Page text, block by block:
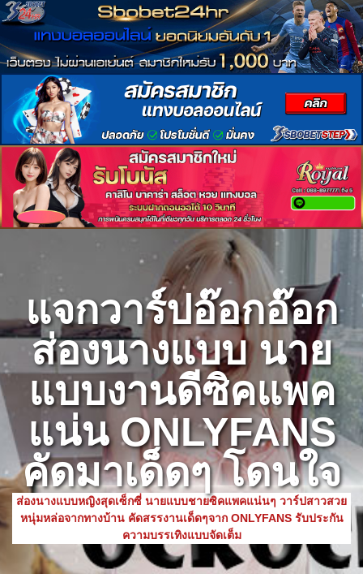
content
แจกวาร์ปอ๊อกอ๊อก
ส่องนางแบบ นาย
แบบงานดีซิคแพค
แน่น ONLYFANS
คัดมาเด็ดๆ โดนใจ
ส่องนางแบบหญิงสุดเซ็กซี่ นายแบบชายซิคแพคแน่นๆ วาร์ปสาวสวย
หนุ่มหล่อจากทางบ้าน คัดสรรงานเด็ดๆจาก ONLYFANS รับประกัน
ความบรรเทิงแบบจัดเต็ม